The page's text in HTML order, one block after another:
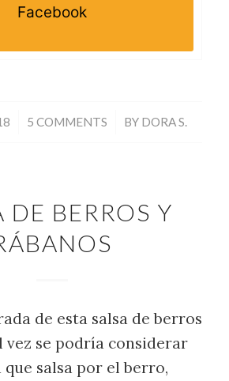
Facebook
5 COMMENTS
/ BY DORA S.
DE BERROS Y
de esta salsa de berros
vez se podría considerar
que salsa por el berro,